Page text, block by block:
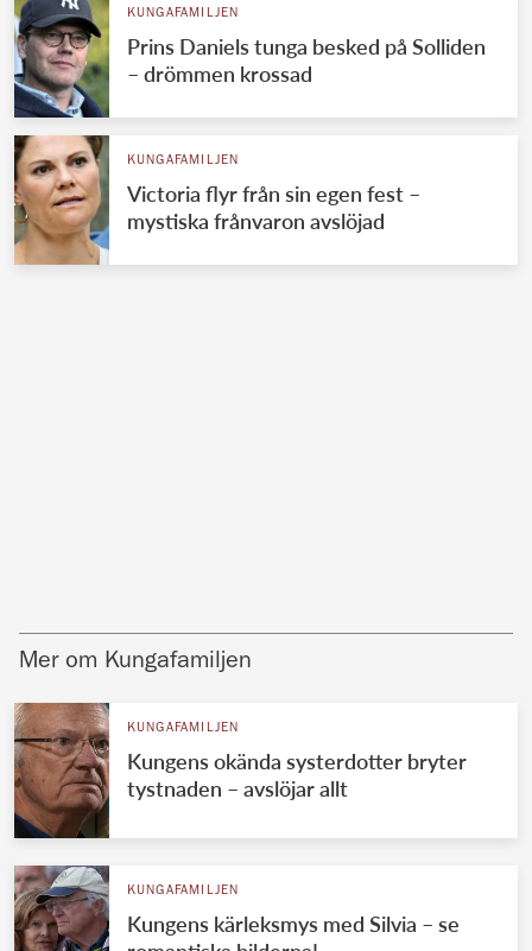
KUNGAFAMILJEN
Prins Daniels tunga besked på Solliden
– drömmen krossad
KUNGAFAMILJEN
Victoria flyr från sin egen fest –
mystiska frånvaron avslöjad
Mer om Kungafamiljen
KUNGAFAMILJEN
Kungens okända systerdotter bryter
tystnaden – avslöjar allt
KUNGAFAMILJEN
Kungens kärleksmys med Silvia – se